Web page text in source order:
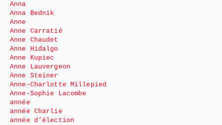
Anna
Anna Bednik
Anne
Anne Carratié
Anne Chaudet
Anne Hidalgo
Anne Kupiec
Anne Lauvergeon
Anne Steiner
Anne-Charlotte Millepied
Anne-Sophie Lacombe
année
année Charlie
année d’élection